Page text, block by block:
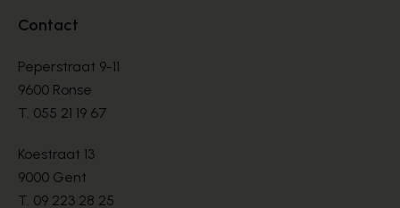
Contact
Peperstraat 9-11
9600 Ronse
T. 055 21 19 67
Koestraat 13
9000 Gent
T. 09 223 28 25